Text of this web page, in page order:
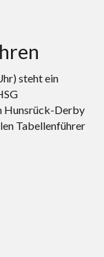
steht ein
Hunsrück-Derby
Tabellenführer